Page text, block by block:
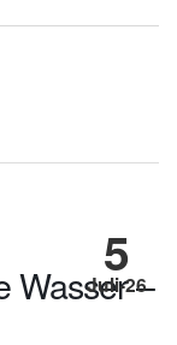
5
Juli-26
Wasser –